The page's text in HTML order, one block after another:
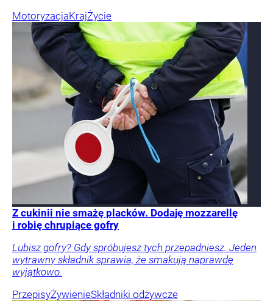
MotoryzacjaKrajŻycie
Z cukinii nie smażę placków. Dodaję mozzarellę
i robię chrupiące gofry
Lubisz gofry? Gdy spróbujesz tych przepadniesz. Jeden
wytrawny składnik sprawia, że smakują naprawdę
wyjątkowo.
PrzepisyŻywienieSkładniki odżywcze